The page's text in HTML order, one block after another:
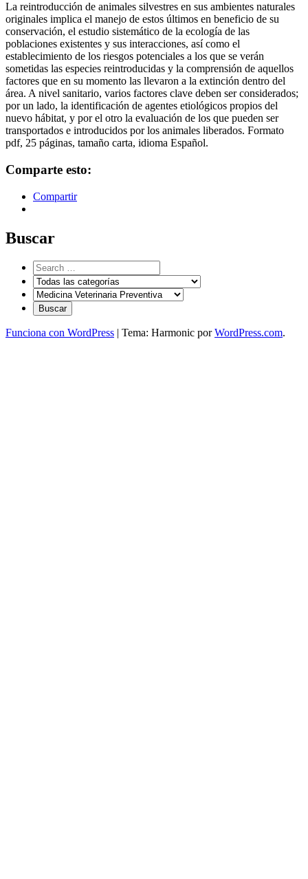
La reintroducción de animales silvestres en sus ambientes naturales
originales implica el manejo de estos últimos en beneficio de su
conservación, el estudio sistemático de la ecología de las
poblaciones existentes y sus interacciones, así como el
establecimiento de los riesgos potenciales a los que se verán
sometidas las especies reintroducidas y la comprensión de aquellos
factores que en su momento las llevaron a la extinción dentro del
área. A nivel sanitario, varios factores clave deben ser considerados;
por un lado, la identificación de agentes etiológicos propios del
nuevo hábitat, y por el otro la evaluación de los que pueden ser
transportados e introducidos por los animales liberados. Formato
pdf, 25 páginas, tamaño carta, idioma Español.
Comparte esto:
Compartir
Buscar
Funciona con WordPress | Tema: Harmonic porWordPress.com.